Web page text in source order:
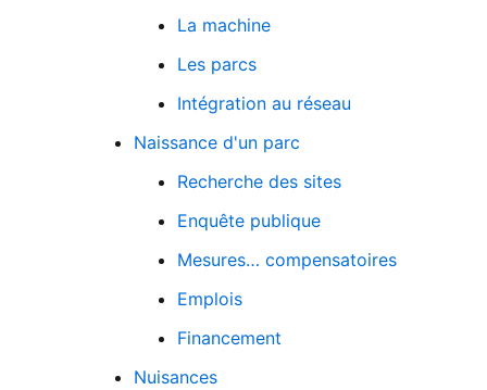
La machine
Les parcs
Intégration au réseau
Naissance d'un parc
Recherche des sites
Enquête publique
Mesures… compensatoires
Emplois
Financement
Nuisances